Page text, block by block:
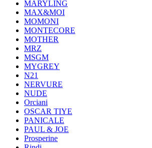
MARYLING
MAX&MOI
MOMONI
MONTECORE
MOTHER
MRZ
MSGM
MYGREY
N21
NERVURE
NUDE
Orciani
OSCAR TIYE
PANICALE
PAUL & JOE
Prosperine